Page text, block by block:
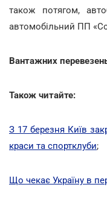
також потягом,
автомобільний ПП
Вантажних
Також читайте:
З 17 березня Київ
краси та спортклуби;
Що чекає Україну в